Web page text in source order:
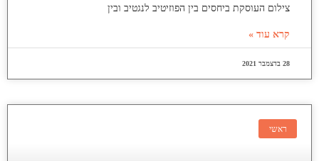
צילום העוסקת ביחסים בין הפוזיטיב לנגטיב ובין
קרא עוד »
28 בדצמבר 2021
ראשי